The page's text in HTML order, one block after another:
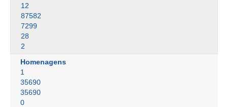
12
87582
7299
28
2
Homenagens
1
35690
35690
0